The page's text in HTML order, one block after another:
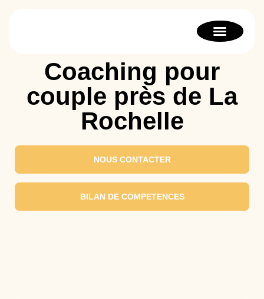
Coaching pour
couple près de La
Rochelle
NOUS CONTACTER
BILAN DE COMPETENCES